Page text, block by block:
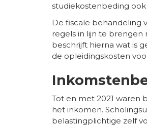
studiekostenbeding
De fiscale behandeling
regels in lijn te brengen
beschrijft hierna wat is
de opleidingskosten
Tot en met 2021 waren
het inkomen.
belastingplichtige zelf